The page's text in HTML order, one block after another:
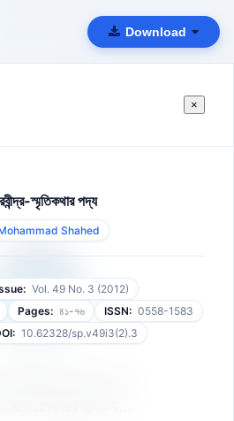
Download
×
স্মৃতিকথার পদ্য
Shahed
Vol. 49 No. 3 (2012)
Pages: ৪১-৭৬ ISSN: 0558-1583
10.62328/sp.v49i3(2).3
প্রস্তুত হচ্ছে